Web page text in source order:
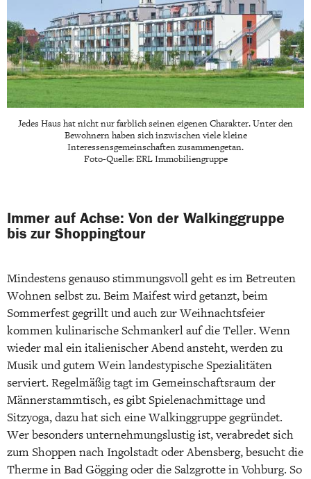
Jedes Haus hat nicht nur farblich seinen eigenen Charakter. Unter den
Bewohnern haben sich inzwischen viele kleine
Interessensgemeinschaften zusammengetan.
Foto-Quelle: ERL Immobiliengruppe
Immer auf Achse: Von der Walkinggruppe
bis zur Shoppingtour
Mindestens genauso stimmungsvoll geht es im Betreuten
Wohnen selbst zu. Beim Maifest wird getanzt, beim
Sommerfest gegrillt und auch zur Weihnachtsfeier
kommen kulinarische Schmankerl auf die Teller. Wenn
wieder mal ein italienischer Abend ansteht, werden zu
Musik und gutem Wein landestypische Spezialitäten
serviert. Regelmäßig tagt im Gemeinschaftsraum der
Männerstammtisch, es gibt Spielenachmittage und
Sitzyoga, dazu hat sich eine Walkinggruppe gegründet.
Wer besonders unternehmungslustig ist, verabredet sich
zum Shoppen nach Ingolstadt oder Abensberg, besucht die
Therme in Bad Gögging oder die Salzgrotte in Vohburg. So